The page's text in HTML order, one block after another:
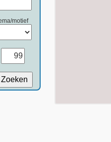
motief
Zoeken